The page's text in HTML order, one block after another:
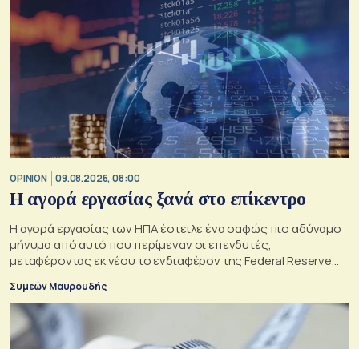
OPINION 09.08.2026, 08:00
Η αγορά εργασίας ξανά στο επίκεντρο
Η αγορά εργασίας των ΗΠΑ έστειλε ένα σαφώς πιο αδύναμο
μήνυμα από αυτό που περίμεναν οι επενδυτές,
μεταφέροντας εκ νέου το ενδιαφέρον της Federal Reserve
στη μέγιστη απασχόληση.
Συμεών Μαυρουδής